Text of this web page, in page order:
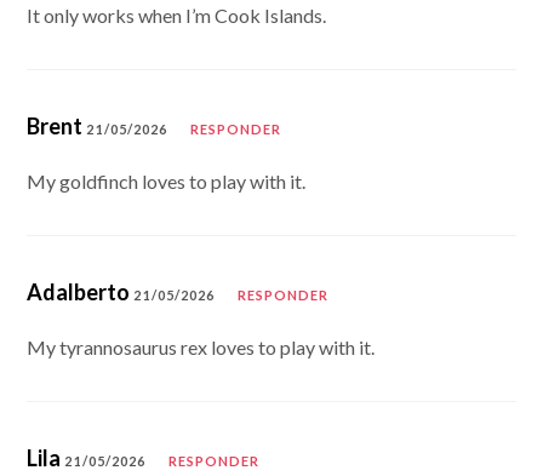
It only works when I’m Cook Islands.
Brent 21/05/2026 RESPONDER
My goldfinch loves to play with it.
Adalberto 21/05/2026 RESPONDER
My tyrannosaurus rex loves to play with it.
Lila 21/05/2026 RESPONDER